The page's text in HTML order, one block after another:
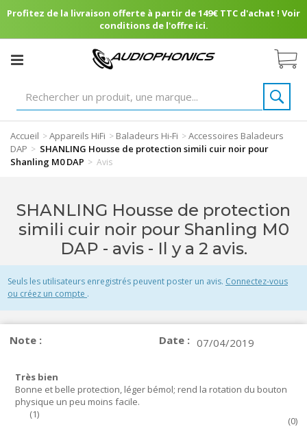
Profitez de la livraison offerte à partir de 149€ TTC d'achat ! Voir
conditions de l'offre ici.
Accueil >Appareils HiFi > Baladeurs Hi-Fi >Accessoires Baladeurs
DAP > SHANLING Housse de protection simili cuir noir pour
Shanling M0 DAP > Avis
SHANLING Housse de protection
simili cuir noir pour Shanling M0
DAP - avis - Il y a 2 avis.
Seuls les utilisateurs enregistrés peuvent poster un avis. Connectez-vous
ou créez un compte .
Note : Date : 07/04/2019
Très bien
Bonne et belle protection, léger bémol; rend la rotation du bouton
physique un peu moins facile.
(1)
(0)